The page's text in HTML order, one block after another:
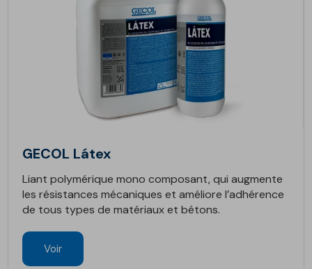
GECOL Látex
Liant polymérique mono composant, qui augmente
les résistances mécaniques et améliore l’adhérence
de tous types de matériaux et bétons.
Voir